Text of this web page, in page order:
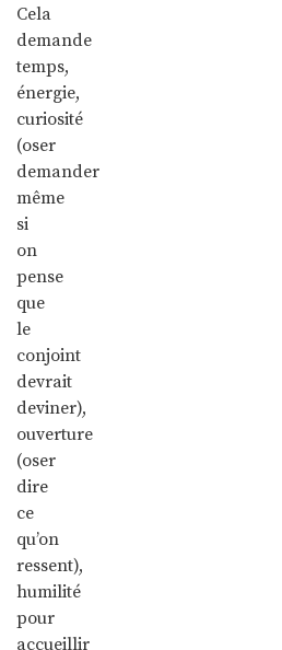
Cela
demande
temps,
énergie,
curiosité
(oser
demander
même
si
on
pense
que
le
conjoint
devrait
deviner),
ouverture
(oser
dire
ce
qu’on
ressent),
humilité
pour
accueillir